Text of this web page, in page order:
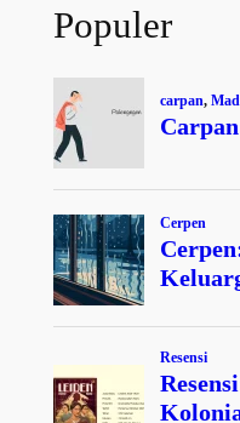
Populer